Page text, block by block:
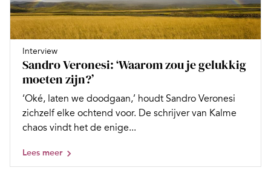
Interview
Sandro Veronesi: ‘Waarom zou je gelukkig
moeten zijn?’
‘Oké, laten we doodgaan,’ houdt Sandro Veronesi
zichzelf elke ochtend voor. De schrijver van Kalme
chaos vindt het de enige...
Lees meer